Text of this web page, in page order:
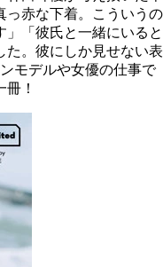
赤な下着。こういうの
」「彼氏と一緒にいると
た。彼にしか見せない表
モデルや女優の仕事で
！